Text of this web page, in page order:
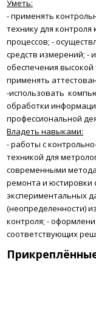
Уметь:
- применять
технику для контроля
процессов; -
средств измерений; -
обеспечения
применять
-использовать
обработки
профессиональной
Владеть навыками:
- работы с
техникой для
современными
ремонта и юстировки
экспериментальных
(неопределенности)
контроля; -
соответствующих